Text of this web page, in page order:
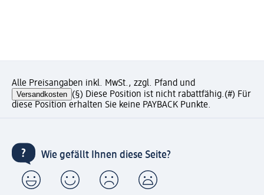
Alle Preisangaben inkl. MwSt., zzgl. Pfand und
Versandkosten (§) Diese Position ist nicht rabattfähig.(#) Für
diese Position erhalten Sie keine PAYBACK Punkte.
Wie gefällt Ihnen diese Seite?